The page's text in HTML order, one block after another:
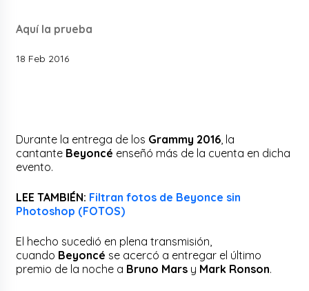
Aquí la prueba
18 Feb 2016
Durante la entrega de los Grammy 2016 , la
cantante Beyoncé enseñó más de la cuenta en dicha
evento.
LEE TAMBIÉN: Filtran fotos de Beyonce sin
Photoshop (FOTOS)
El hecho sucedió en plena transmisión,
cuando Beyoncé se acercó a entregar el último
premio de la noche a Bruno Mars y Mark Ronson.